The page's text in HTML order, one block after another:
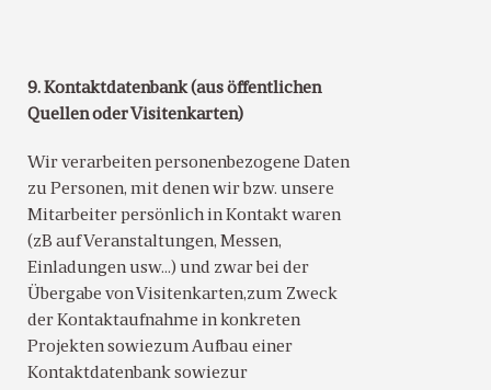
9. Kontaktdatenbank (aus öffentlichen
Quellen oder Visitenkarten)
Wir verarbeiten personenbezogene Daten
zu Personen, mit denen wir bzw. unsere
Mitarbeiter persönlich in Kontakt waren
(zB auf Veranstaltungen, Messen,
Einladungen usw…) und zwar bei der
Übergabe von Visitenkarten,zum Zweck
der Kontaktaufnahme in konkreten
Projekten sowiezum Aufbau einer
Kontaktdatenbank sowiezur